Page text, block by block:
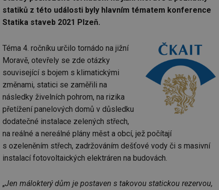
statiků z této události byly hlavním tématem konference
Statika staveb 2021 Plzeň.
Téma 4. ročníku určilo tornádo na jižní
Moravě, otevřely se zde otázky
související s bojem s klimatickými
změnami, statici se zaměřili na
následky živelních pohrom, na rizika
přetížení panelových domů v důsledku
dodatečné instalace zelených střech,
na reálné a nereálné plány měst a obcí, jež počítají
s ozeleněním střech, zadržováním dešťové vody či s masivní
instalací fotovoltaických elektráren na budovách.
„Jen málokterý dům je postaven s takovou statickou rezervou,